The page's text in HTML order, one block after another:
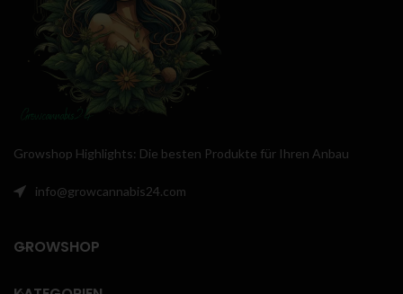
für Anfänger.
Growshop Highlights: Die besten Produkte für Ihren Anbau
info@growcannabis24.com
GROWSHOP